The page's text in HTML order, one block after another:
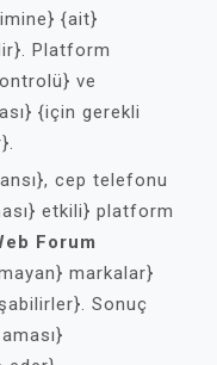
{ait}
Platform
ve
{için gerekli
cep telefonu
etkili} platform
Forum
markalar}
Sonuç